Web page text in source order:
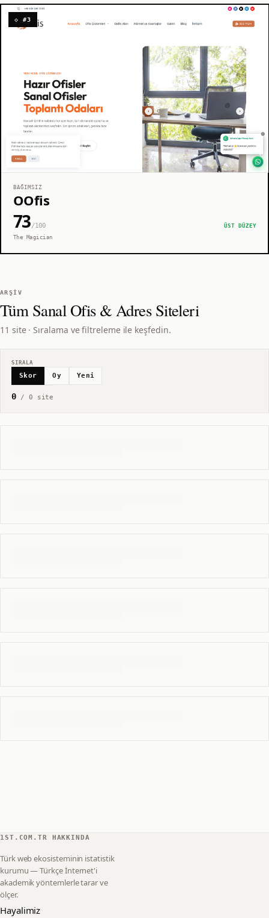
◇ #3
BAĞIMSIZ
OOfis
73/100
ÜST DÜZEY
The Magician
ARŞIV
TümSanal Ofis & AdresSiteleri
11 site · Sıralama ve filtreleme ile keşfedin.
SIRALA
Skor Oy Yeni
0/ 0 site
1ST.COM.TR HAKKINDA
Türk web ekosisteminin istatistik
kurumu — Türkçe İnternet'i
akademik yöntemlerle tarar ve
ölçer.
Hayalimiz